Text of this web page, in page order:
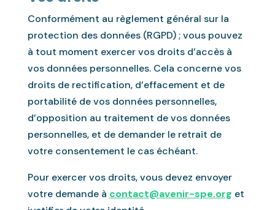
Conformément au règlement général sur la
protection des données (RGPD) ; vous pouvez
à tout moment exercer vos droits d’accès à
vos données personnelles. Cela concerne vos
droits de rectification, d’effacement et de
portabilité de vos données personnelles,
d’opposition au traitement de vos données
personnelles, et de demander le retrait de
votre consentement le cas échéant.
Pour exercer vos droits, vous devez envoyer
votre demande à contact@avenir-spe.org et